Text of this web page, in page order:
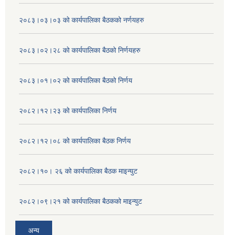
२०८३।०३।०३ को कार्यपालिका बैठकको नर्णयहरु
२०८३।०२।२८ को कार्यपालिका बैठको निर्णयहरु
२०८३।०१।०२ को कार्यपालिका बैठको निर्णय
२०८२।१२।२३ को कार्यपालिका निर्णय
२०८२।१२।०८ को कार्यपालिका बैठक निर्णय
२०८२।१०। २६ को कार्यपालिका बैठक माइन्युट
२०८२।०९।२१ को कार्यपालिका बैठकको माइन्युट
अन्य